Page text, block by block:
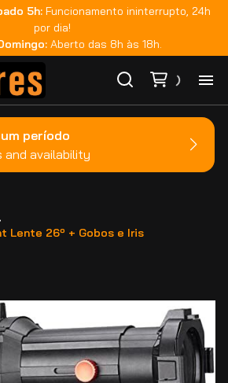
5h: Funcionamento ininterrupto, 24h
por dia!
Aberto das 8h às 18h.
Lente 26º + Gobos e Iris